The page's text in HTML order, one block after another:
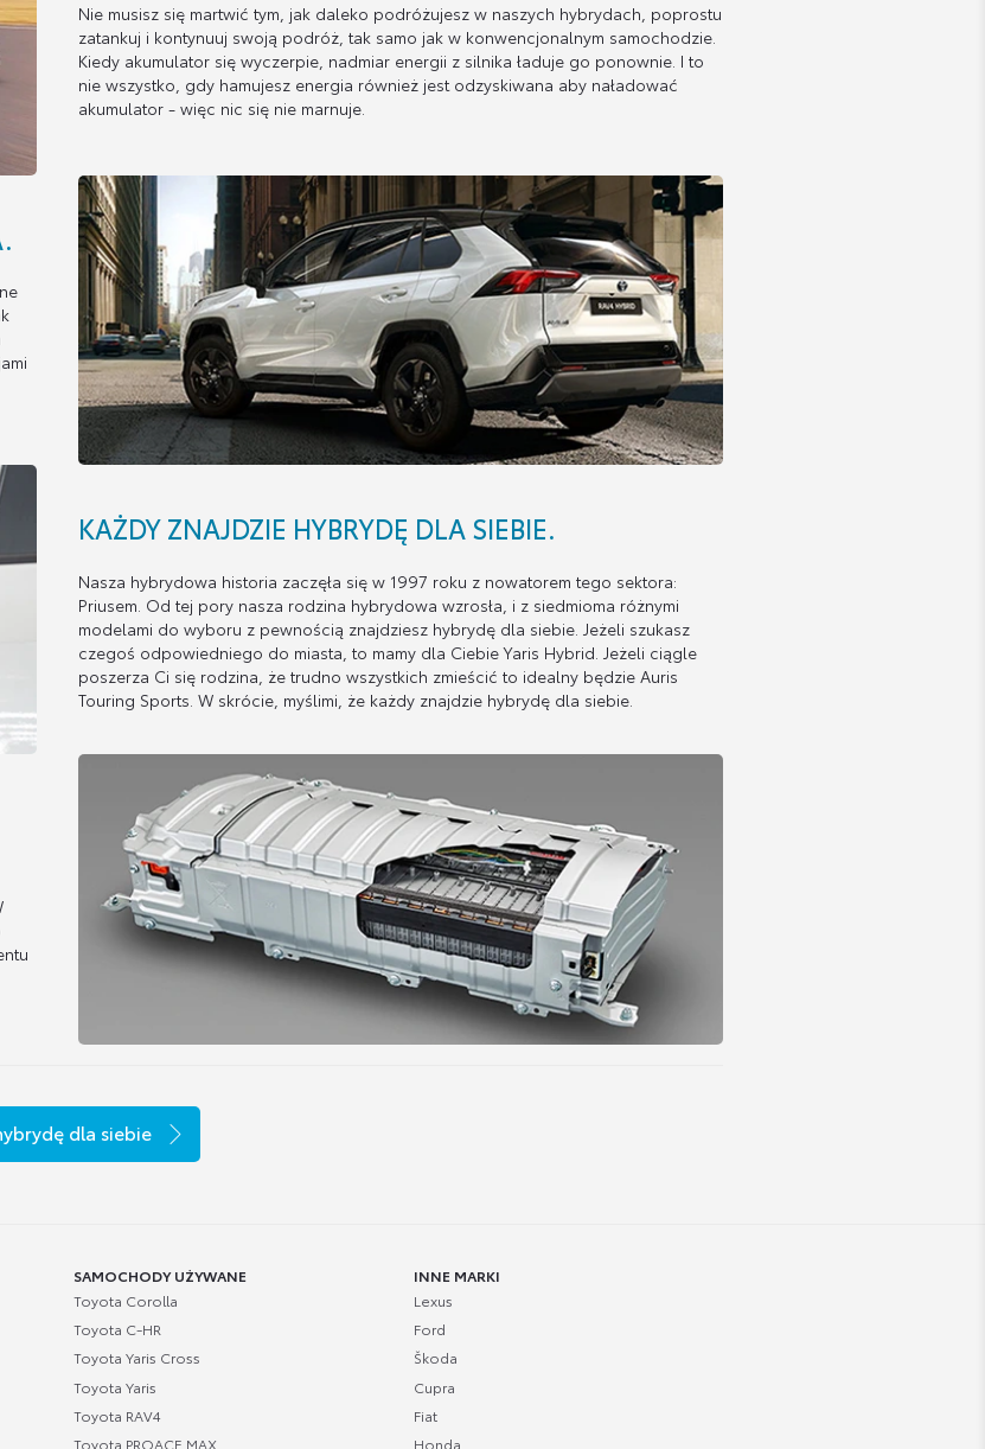
Nie musisz się martwić tym, jak daleko podróżujesz w naszych hybrydach, poprostu
zatankuj i kontynuuj swoją podróż, tak samo jak w konwencjonalnym samochodzie.
Kiedy akumulator się wyczerpie, nadmiar energii z silnika ładuje go ponownie. I to
nie wszystko, gdy hamujesz energia również jest odzyskiwana aby naładować
akumulator - więc nic się nie marnuje.
KAŻDY ZNAJDZIE HYBRYDĘ DLA SIEBIE.
Nasza hybrydowa historia zaczęła się w 1997 roku z nowatorem tego sektora:
Priusem. Od tej pory nasza rodzina hybrydowa wzrosła, i z siedmioma różnymi
modelami do wyboru z pewnością znajdziesz hybrydę dla siebie. Jeżeli szukasz
czegoś odpowiedniego do miasta, to mamy dla Ciebie Yaris Hybrid. Jeżeli ciągle
poszerza Ci się rodzina, że trudno wszystkich zmieścić to idealny będzie Auris
Touring Sports. W skrócie, myślimi, że każdy znajdzie hybrydę dla siebie.
dla siebie
SAMOCHODY UŻYWANE
Toyota Corolla
Toyota C-HR
Toyota Yaris Cross
Toyota Yaris
Toyota RAV4
Toyota PROACE MAX
INNE MARKI
Lexus
Ford
Škoda
Cupra
Fiat
Honda